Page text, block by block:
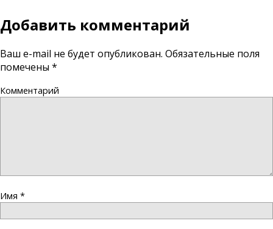
Добавить комментарий
Ваш e-mail не будет опубликован. Обязательные поля
помечены *
Комментарий
Имя *